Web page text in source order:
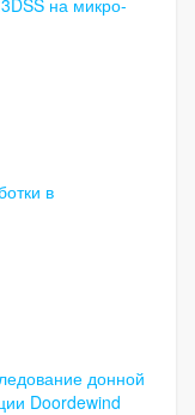
в
донной
Doordewind